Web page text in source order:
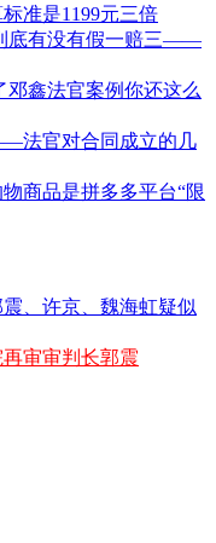
准是1199元三倍
底有没有假一赔三——
鑫法官案例你还这么
法官对合同成立的几
商品是拼多多平台“限
、许京、魏海虹疑似
审审判长郭震